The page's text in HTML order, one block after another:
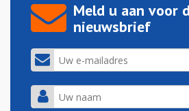
Meld u aan voor
nieuwsbrief